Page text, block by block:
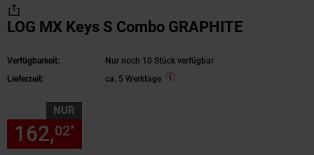
LOG MX Keys S Combo GRAPHITE
Verfügbarkeit:
Nur noch 10 Stück verfügbar
Lieferzeit:
ca. 5 Werktage
NUR
162,02*